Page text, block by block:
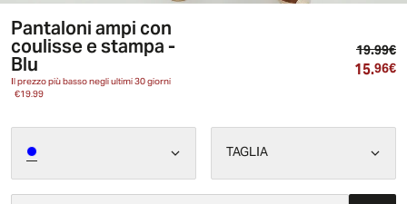
Pantaloni ampi con
coulisse e stampa -
Blu
Il prezzo più basso negli ultimi 30 giorni
€19.99
19.99€
15.96€
TAGLIA